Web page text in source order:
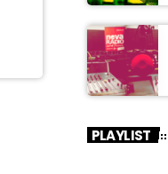
PLAYLIST